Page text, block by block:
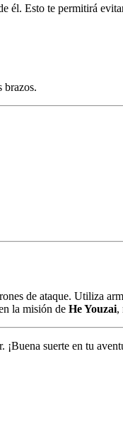
Esto te permitirá
brazos.
de ataque. Utiliza
la misión de He Youzai,
suerte en tu